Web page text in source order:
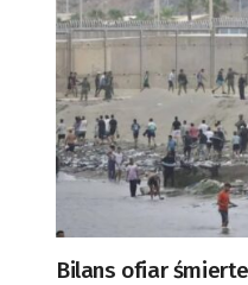
Bilans ofiar